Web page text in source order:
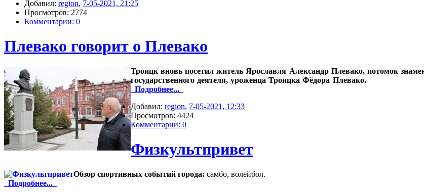
Добавил: region, 7-05-2021, 21:25
Просмотров: 2774
Комментарии: 0
Плевако говорит о Плевако
Троицк вновь посетил житель Ярославля Александр Плевако, потомок
государственного деятеля, уроженца Троицка Фёдора Плевако.
Подробнее...
Добавил: region, 7-05-2021, 12:33
Просмотров: 4424
Комментарии: 0
Физкультпривет
Обзор спортивных событий города: самбо, волейбол.
Подробнее...